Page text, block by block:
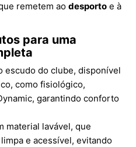
remetem ao desporto e à
para uma
escudo do clube, disponível
como fisiológico,
garantindo conforto
material lavável, que
e acessível, evitando